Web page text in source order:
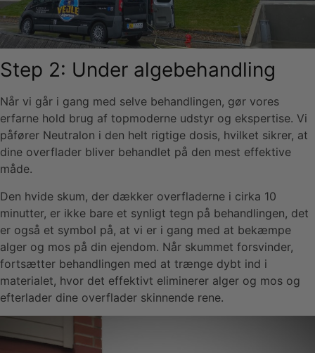
Step 2: Under algebehandling
Når vi går i gang med selve behandlingen, gør vores
erfarne hold brug af topmoderne udstyr og ekspertise. Vi
påfører Neutralon i den helt rigtige dosis, hvilket sikrer, at
dine overflader bliver behandlet på den mest effektive
måde.
Den hvide skum, der dækker overfladerne i cirka 10
minutter, er ikke bare et synligt tegn på behandlingen, det
er også et symbol på, at vi er i gang med at bekæmpe
alger og mos på din ejendom. Når skummet forsvinder,
fortsætter behandlingen med at trænge dybt ind i
materialet, hvor det effektivt eliminerer alger og mos og
efterlader dine overflader skinnende rene.